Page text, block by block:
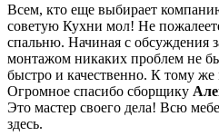
Всем, кто еще выбирает
советую Кухни мол! Не
спальню. Начиная с обсуждения
монтажом никаких проблем не
быстро и качественно. К тому
Огромное спасибо сборщику
Это мастер своего дела! Всю
здесь.